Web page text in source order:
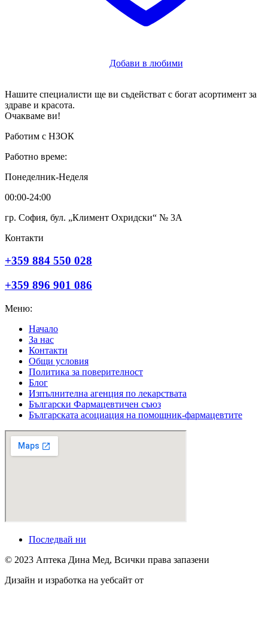
Добави в любими
Нашите специалисти ще ви съдействат с богат асортимент за
здраве и красота.
Очакваме ви!
Работим с НЗОК
Работно време:
Понеделник-Неделя
00:00-24:00
гр. София, бул. „Климент Охридски“ № 3A
Контакти
+359 884 550 028
+359 896 901 086
Меню:
Начало
За нас
Контакти
Общи условия
Политика за поверителност
Блог
Изпълнителна агенция по лекарствата
Български Фармацевтичен съюз
Българската асоциация на помощник-фармацевтите
Последвай ни
© 2023 Аптека Дина Мед, Всички права запазени
Дизайн и изработка на уебсайт от